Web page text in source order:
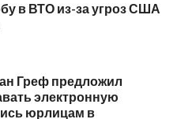
в ВТО из-за угроз США
Греф предложил
электронную
юрлицам в